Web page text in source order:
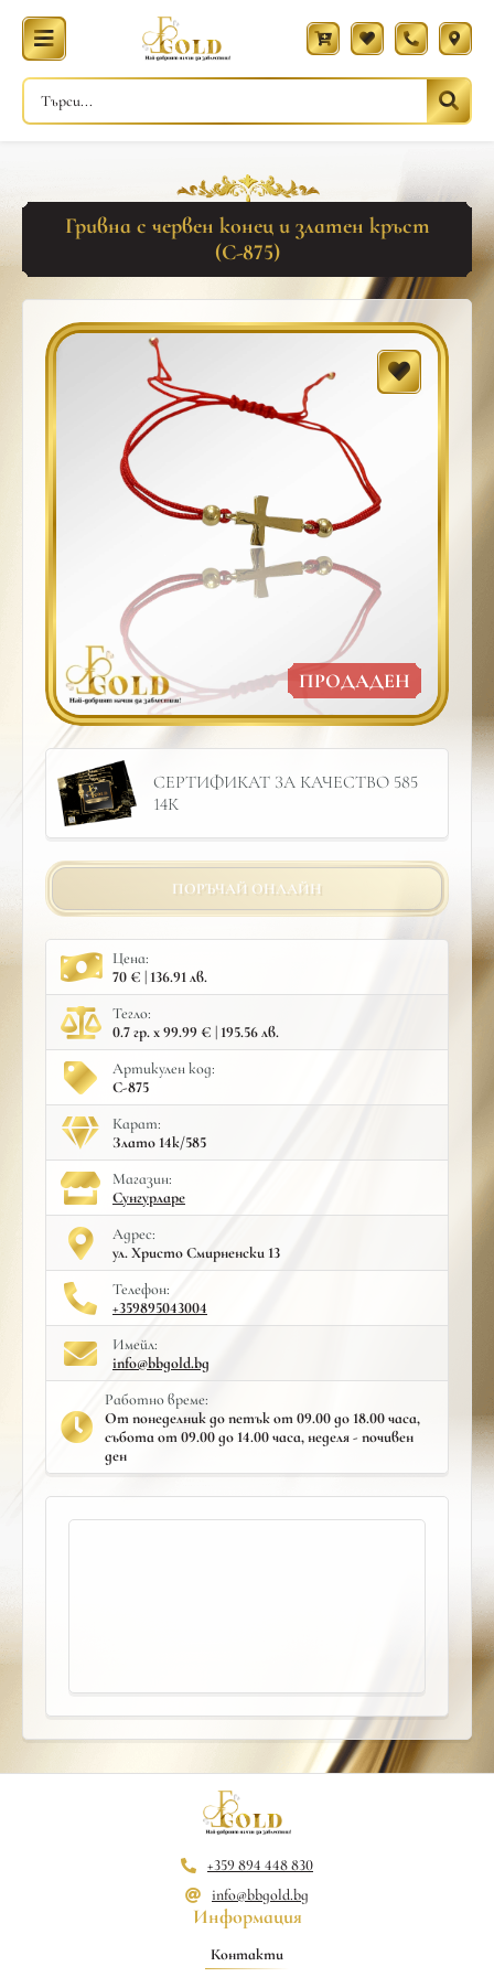
Гривна с червен конец и златен кръст
(С-875)
ПРОДАДЕН
СЕРТИФИКАТ ЗА КАЧЕСТВО 585
14К
ПОРЪЧАЙ ОНЛАЙН
Цена:
70 € | 136.91 лв.
Тегло:
0.7 гр. x 99.99 € | 195.56 лв.
Артикулен код:
С-875
Карат:
Злато 14к/585
Mагазин:
Сунгурларе
Адрес:
ул. Христо Смирненски 13
Телефон:
+359895043004
Имейл:
info@bbgold.bg
Работно време:
От понеделник до петък от 09.00 до 18.00 часа,
събота от 09.00 до 14.00 часа, неделя - почивен
ден
+359 894 448 830
info@bbgold.bg
Информация
Контакти